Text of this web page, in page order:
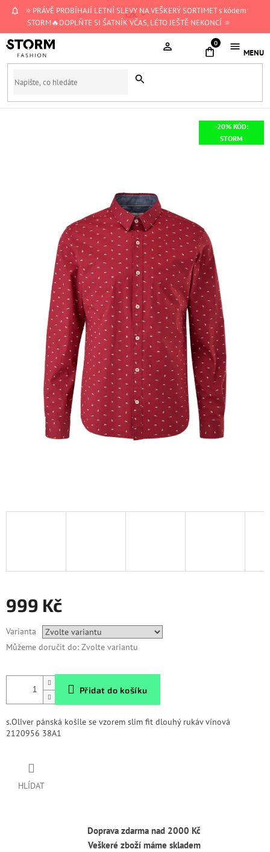
Přejít
🔅PRÁVĚ PROBÍHAJÍ LETNÍ SLEVY NA VEŠKERÝ SORTIMET s kódem:
STORM🔥DOPLŇTE SI ŠATNÍK VČAS, LÉTO JEŠTĚ NEKONCÍ 🔅
CZK
NÁKUPNÍ
-20% KÓD:
STORM
999 Kč
cena:
Varianta
Můžeme doručit do: Zvolte variantu
Přidat do košíku
s.Oliver pánská košile se vzorem slim fit dlouhý rukáv vínová
2120956 38A1
HLÍDAT
Doprava zdarma nad 2000 Kč
Veškeré zboží máme skladem